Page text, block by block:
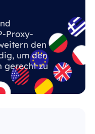
Proxy-
den
um den
gerecht zu